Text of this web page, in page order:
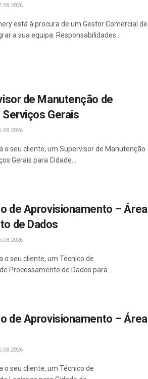
está à procura de um Gestor Comercial de
a sua equipa. Responsabilidades...
de Manutenção de
Gerais
o seu cliente, um Supervisor de Manutenção
Gerais para Cidade...
de Aprovisionamento – Área
de Dados
o seu cliente, um Técnico de
Processamento de Dados para...
de Aprovisionamento – Área
o seu cliente, um Técnico de